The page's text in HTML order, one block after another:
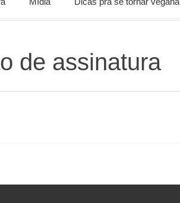
de assinatura